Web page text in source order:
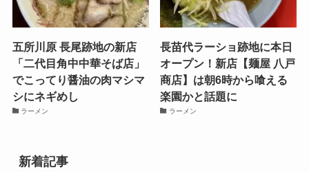
五所川原 長尾跡地の新店
「二代目角中中華そば店」
でこってり醤油の肉マシマ
シにネギめし
ラーメン
長苗代ラーショ跡地に本日
オープン！新店【麺屋 八戸
商店】は朝6時から喰える
楽園かと話題に
ラーメン
新着記事